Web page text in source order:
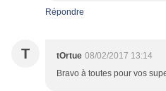
Répondre
T tOrtue 08/02/2017 13:14
Bravo à toutes pour vos